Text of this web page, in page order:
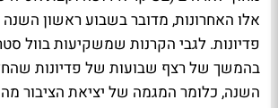
אלו האחרונות, מדובר בשבוע ראשון השנה
פדיונות. לגבי הקרנות שמשקיעות בוול
בהמשך של רצף שבועות של פדיונות
השנה, כלומר המגמה של יציאת הציבור